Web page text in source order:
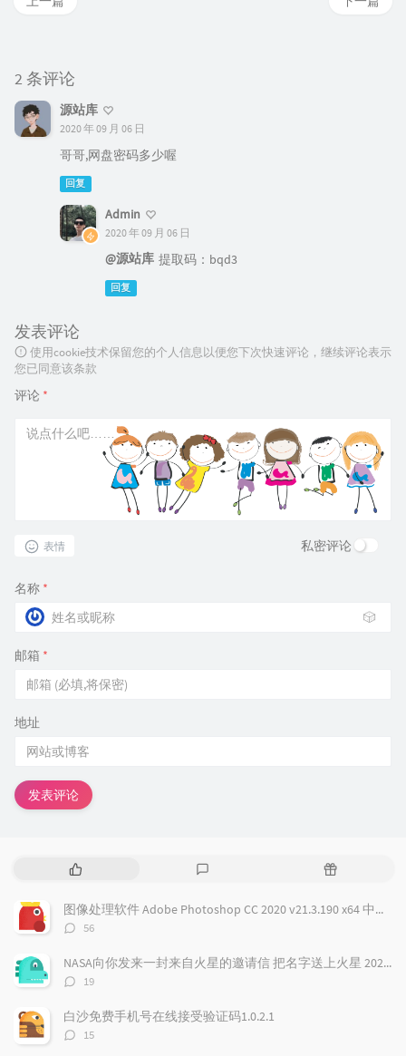
2 条评论
源站库
2020 年 09 月 06 日
哥哥,网盘密码多少喔
回复
Admin
2020 年 09 月 06 日
@源站库 提取码：bqd3
回复
发表评论
使用cookie技术保留您的个人信息以便您下次快速评论，继续评论表示
您已同意该条款
评论 *
表情 私密评论
名称 *
🎲
邮箱 *
地址
发表评论
热
文
章
评
随
文
图像处理软件 Adobe Photoshop CC 2020 v21.3.190 x64 中文免费版
评
数：
56
NASA向你发来一封来自火星的邀请信 把名字送上火星 2026邀你免费参与火星之旅
评
数：
19
白沙免费手机号在线接受验证码1.0.2.1
评
15